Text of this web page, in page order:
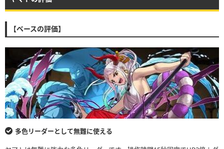
【ベースの評価】
多色リーダーとして無難に使える